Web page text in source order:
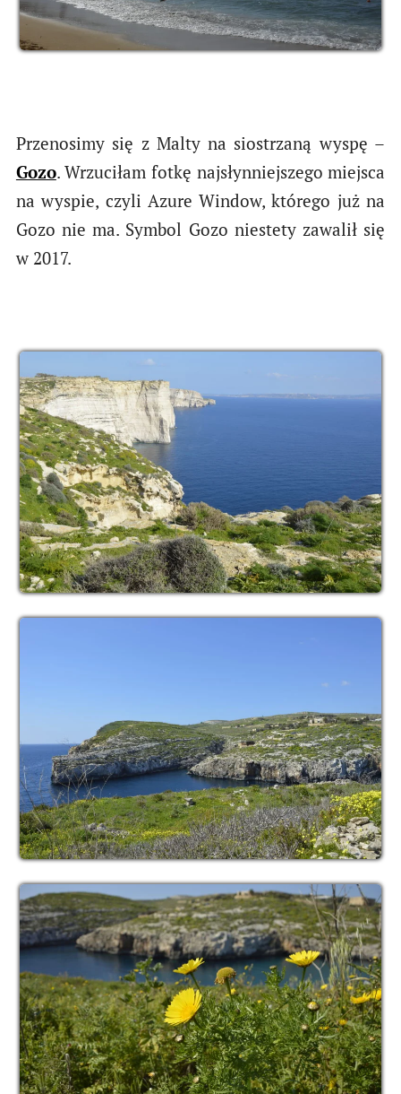
Przenosimy się z Malty na siostrzaną wyspę –
Gozo. Wrzuciłam fotkę najsłynniejszego miejsca
na wyspie, czyli Azure Window, którego już na
Gozo nie ma. Symbol Gozo niestety zawalił się
w 2017.